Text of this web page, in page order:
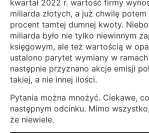
kwartał 2022 r. wartość firmy
miliarda złotych, a już chwilę potem
procent tamtej dumnej kwoty.
miliarda było nie tylko niewinnym
księgowym, ale też wartością w
ustalono parytet wymiany w ramach
następnie przyznano akcje emisji
takiej, a nie innej ilości.
Pytania można mnożyć. Ciekawe,
następnym odcinku. Mimo
że niewiele.